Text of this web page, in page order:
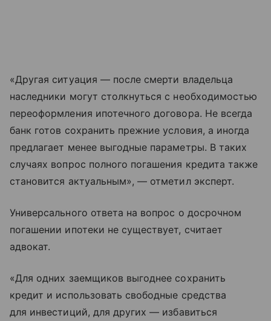
«Другая ситуация — после смерти владельца
наследники могут столкнуться с необходимостью
переоформления ипотечного договора. Не всегда
банк готов сохранить прежние условия, а иногда
предлагает менее выгодные параметры. В таких
случаях вопрос полного погашения кредита также
становится актуальным», — отметил эксперт.
Универсального ответа на вопрос о досрочном
погашении ипотеки не существует, считает
адвокат.
«Для одних заемщиков выгоднее сохранить
кредит и использовать свободные средства
для инвестиций, для других — избавиться